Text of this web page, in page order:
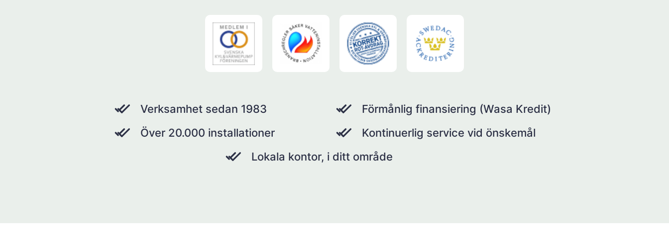
Verksamhet sedan 1983
Förmånlig finansiering (Wasa Kredit)
Över 20.000 installationer
Kontinuerlig service vid önskemål
Lokala kontor, i ditt område